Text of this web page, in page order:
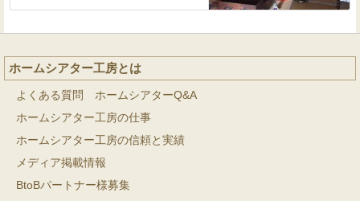
ホームシアター工房とは
よくある質問 ホームシアターQ&A
ホームシアター工房の仕事
ホームシアター工房の信頼と実績
メディア掲載情報
BtoBパートナー様募集